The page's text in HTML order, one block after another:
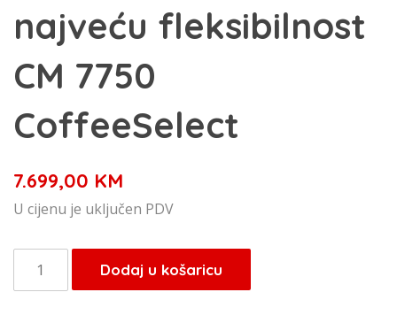
najveću fleksibilnost
CM 7750
CoffeeSelect
7.699,00 KM
U cijenu je uključen PDV
Miele
samostojeći
Dodaj u košaricu